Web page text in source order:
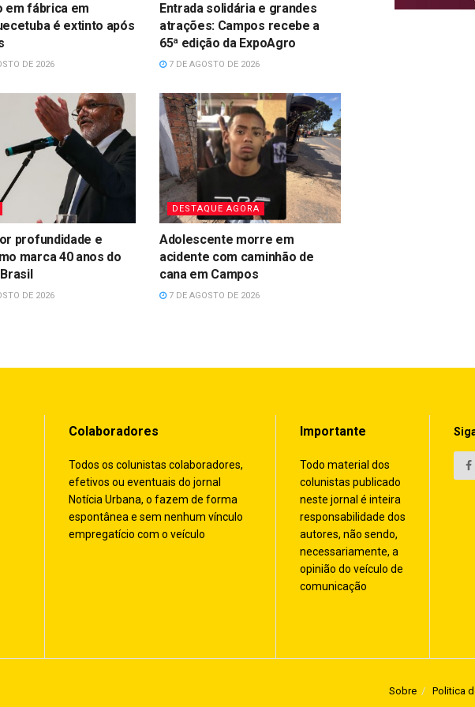
em fábrica em
é extinto após
DE 2026
Entrada solidária e grandes
atrações: Campos recebe a
65ª edição da ExpoAgro
7 DE AGOSTO DE 2026
profundidade e
marca 40 anos do
DE 2026
DESTAQUE AGORA
Adolescente morre em
acidente com caminhão de
cana em Campos
7 DE AGOSTO DE 2026
Colaboradores
Todos os colunistas colaboradores,
efetivos ou eventuais do jornal
Notícia Urbana, o fazem de forma
espontânea e sem nenhum vínculo
empregatício com o veículo
Importante
Todo material dos
colunistas publicado
neste jornal é inteira
responsabilidade dos
autores, não sendo,
necessariamente, a
opinião do veículo de
comunicação
Sobre Politica